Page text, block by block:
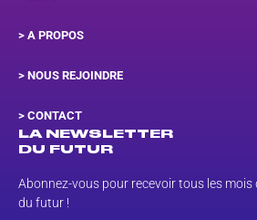
> A PROPOS
> NOUS REJOINDRE
> CONTACT
LA NEWSLETTER
DU FUTUR
Abonnez-vous pour recevoir tous les mois
du futur !